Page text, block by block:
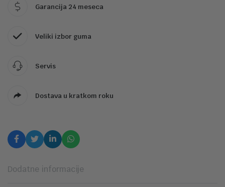
Garancija 24 meseca
Veliki izbor guma
Servis
Dostava u kratkom roku
Dodatne informacije